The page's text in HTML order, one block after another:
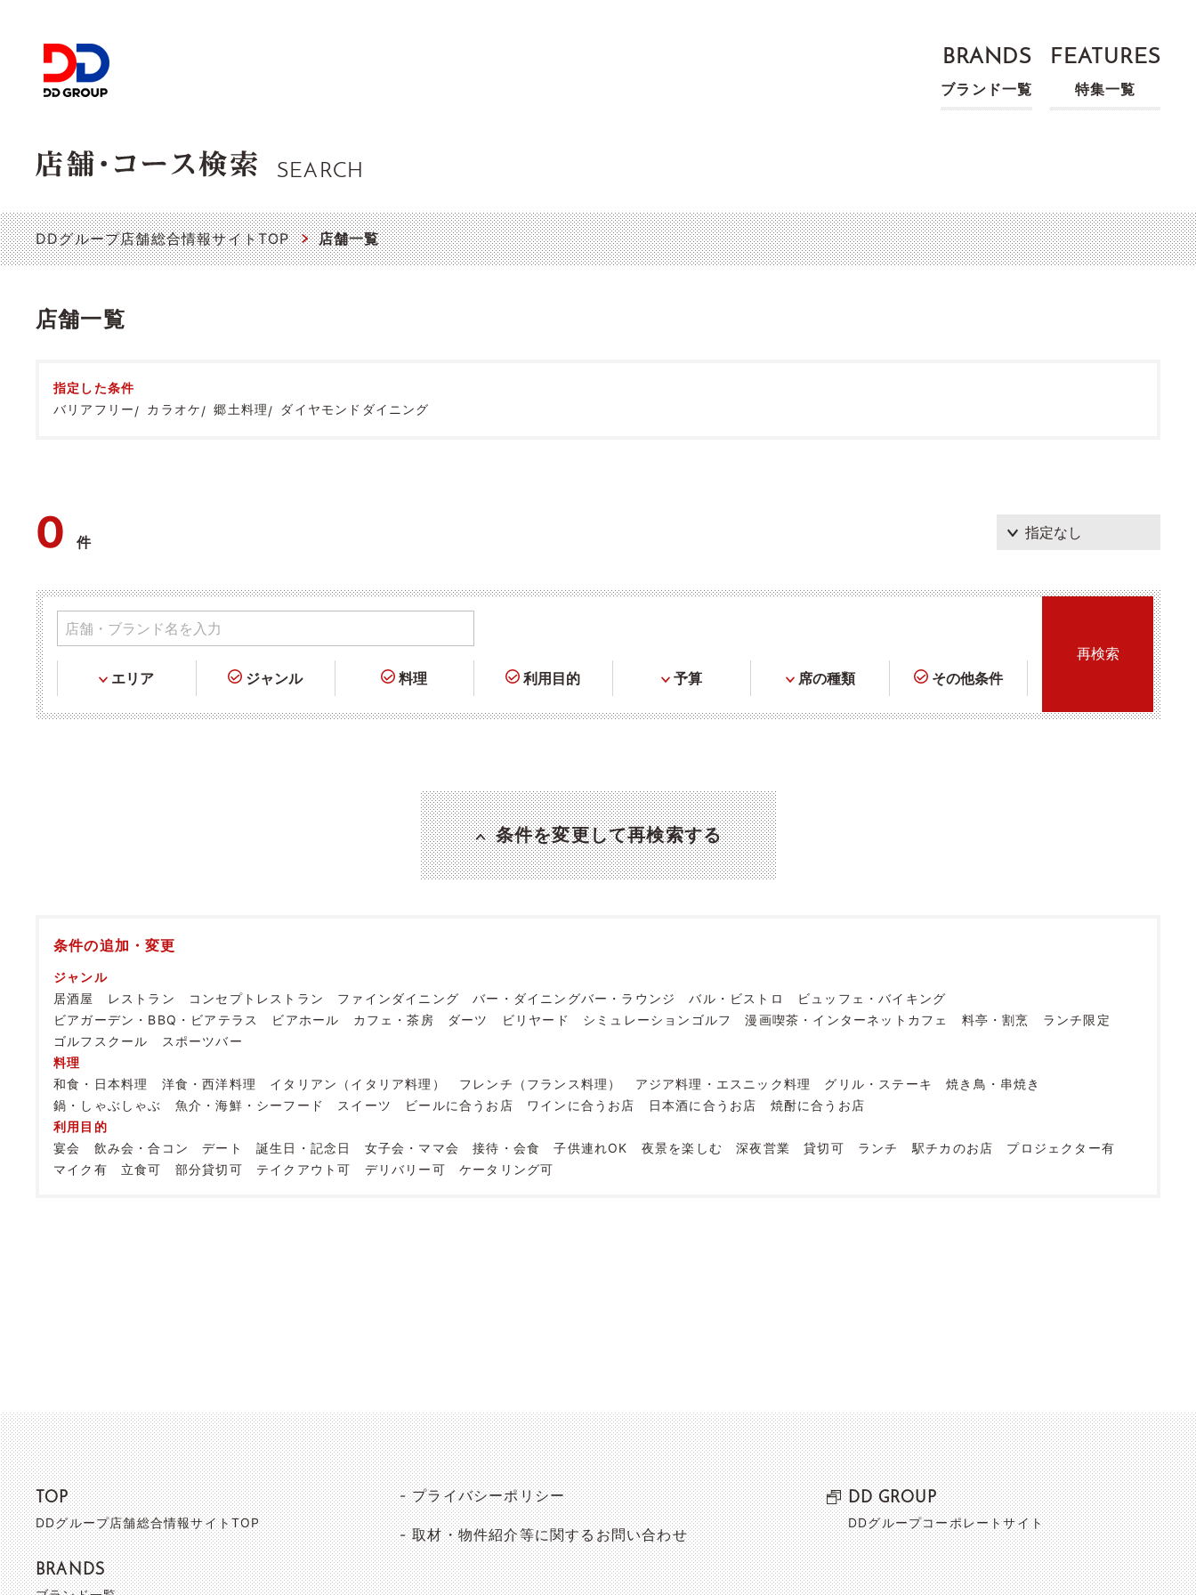
BRANDS
ブランド一覧
FEATURES
特集一覧
SEARCH
DDグループ店舗総合情報サイトTOP 店舗一覧
店舗一覧
指定した条件
バリアフリー
カラオケ 郷土料理 ダイヤモンドダイニング
0件
エリア ジャンル 料理 利用目的 予算 席の種類 その他条件
条件を変更して再検索する
条件の追加・変更
ジャンル
居酒屋
レストラン コンセプトレストラン ファインダイニング バー・ダイニングバー・ラウンジ バル・ビストロ
ビュッフェ・バイキング
ビアガーデン・BBQ・ビアテラス
ビアホール カフェ・茶房 ダーツ ビリヤード シミュレーションゴルフ 漫画喫茶・インターネットカフェ 料亭・割烹
ランチ限定
ゴルフスクール
スポーツバー
料理
和食・日本料理
洋食・西洋料理 イタリアン（イタリア料理） フレンチ（フランス料理） アジア料理・エスニック料理 グリル・ステーキ
焼き鳥・串焼き
鍋・しゃぶしゃぶ
魚介・海鮮・シーフード スイーツ ビールに合うお店 ワインに合うお店 日本酒に合うお店
焼酎に合うお店
利用目的
宴会
飲み会・合コン デート 誕生日・記念日 女子会・ママ会 接待・会食 子供連れOK 夜景を楽しむ 深夜営業 貸切可 ランチ 駅チカのお店
プロジェクター有
マイク有
立食可 部分貸切可 テイクアウト可 デリバリー可 ケータリング可
TOP
DDグループ店舗総合情報サイトTOP
BRANDS
プライバシーポリシー
取材・物件紹介等に関するお問い合わせ
DD GROUP
DDグループコーポレートサイト